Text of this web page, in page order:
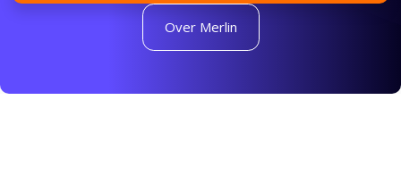
Over Merlin